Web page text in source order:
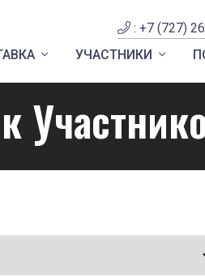
: +7 (727)
УЧАСТНИКИ